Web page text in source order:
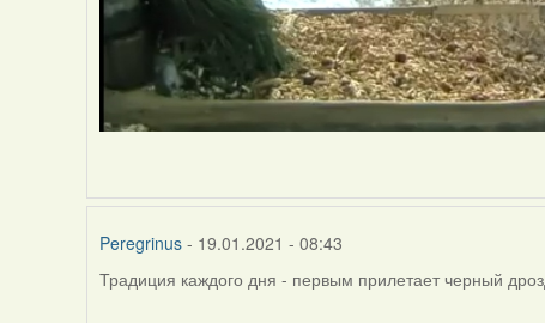
Peregrinus - 19.01.2021 - 08:43
Традиция каждого дня - первым прилетает черный